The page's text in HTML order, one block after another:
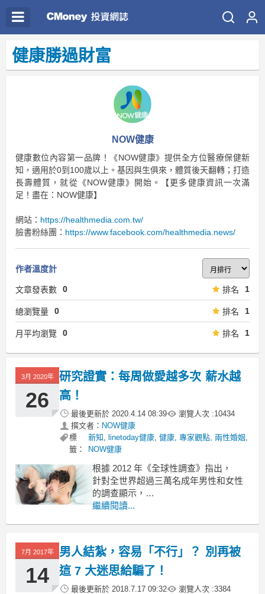
健康勝過財富
NOW健康
健康數位內容第一品牌！《NOW健康》提供全方位醫療保健新
知，適用於0到100歲以上。基因與生俱來，體質後天翻轉；打造
長壽體質，就從《NOW健康》開始。【更多健康資訊一次滿
足！盡在：NOW健康】
網站： https://healthmedia.com.tw/
臉書粉絲團： https://www.facebook.com/healthmedia.news/
作者溫度計
文章發表數 0 排名 1
總瀏覽量 0 排名 1
月平均瀏覽 0 排名 1
3月 2020年
26
研究證實：每周做愛越多次 薪水越
高！
最後更新於 2020.4.14 08:39 瀏覽人次 :10434
撰文者： NOW健康
標
籤：
新知 , linetoday健康, 健康, 專家觀點, 兩性婚姻,
NOW健康
根據 2012 年《全球性調查》指出，
針對全世界超過三萬名成年男性和女性
的調查顯示，
包括他們每週的性愛的時間、
以及有沒有性高潮等方面的調查統計。
繼續閱讀...
7月 2017年
14
男人結紮，容易「不行」？ 別再被
這 7 大迷思給騙了！
最後更新於 2018.7.17 09:32 瀏覽人次 :3384